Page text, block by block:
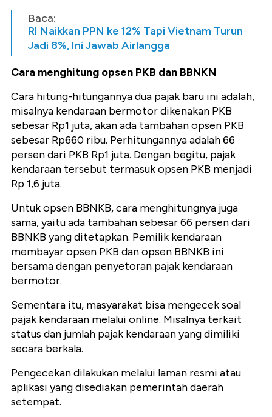
Baca:
RI Naikkan PPN ke 12% Tapi Vietnam Turun
Jadi 8%, Ini Jawab Airlangga
Cara menghitung opsen PKB dan BBNKN
Cara hitung-hitungannya dua pajak baru ini adalah,
misalnya kendaraan bermotor dikenakan PKB
sebesar Rp1 juta, akan ada tambahan opsen PKB
sebesar Rp660 ribu. Perhitungannya adalah 66
persen dari PKB Rp1 juta. Dengan begitu, pajak
kendaraan tersebut termasuk opsen PKB menjadi
Rp 1,6 juta.
Untuk opsen BBNKB, cara menghitungnya juga
sama, yaitu ada tambahan sebesar 66 persen dari
BBNKB yang ditetapkan. Pemilik kendaraan
membayar opsen PKB dan opsen BBNKB ini
bersama dengan penyetoran pajak kendaraan
bermotor.
Sementara itu, masyarakat bisa mengecek soal
pajak kendaraan melalui online. Misalnya terkait
status dan jumlah pajak kendaraan yang dimiliki
secara berkala.
Pengecekan dilakukan melalui laman resmi atau
aplikasi yang disediakan pemerintah daerah
setempat.